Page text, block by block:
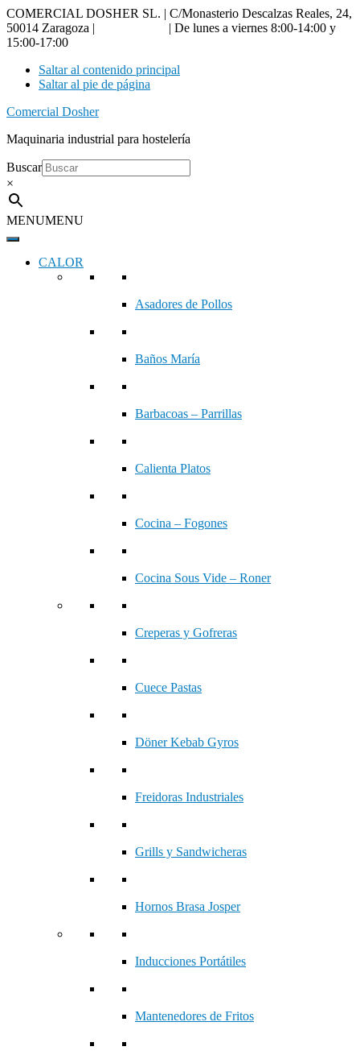
COMERCIAL DOSHER SL. | C/Monasterio Descalzas Reales, 24,
50014 Zaragoza |
| De lunes a viernes 8:00-14:00 y
15:00-17:00
Saltar al contenido principal
Saltar al pie de página
Comercial Dosher
Maquinaria industrial para hostelería
Buscar
×
MENUMENU
CALOR
Asadores de Pollos
Baños María
Barbacoas – Parrillas
Calienta Platos
Cocina – Fogones
Cocina Sous Vide – Roner
Creperas y Gofreras
Cuece Pastas
Döner Kebab Gyros
Freidoras Industriales
Grills y Sandwicheras
Hornos Brasa Josper
Inducciones Portátiles
Mantenedores de Fritos